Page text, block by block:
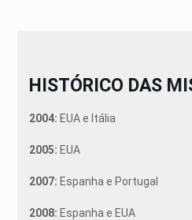
HISTÓRICO DAS
2004: EUA e Itália
2005: EUA
2007: Espanha e Portugal
2008: Espanha e EUA